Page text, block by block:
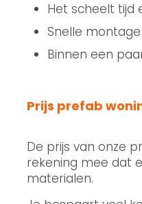
Het scheelt tijd
Snelle
Binnen een
Prijs prefab
De prijs van onze
rekening mee dat
materialen.